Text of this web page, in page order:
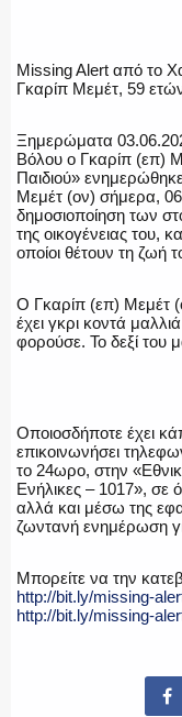
ΠΥΡΟΣΒΕΣΤΙΚΗ
ΛΙΜΕΝΙΚΟ
ΕΚΑΒ
ΑΣΤΥΝΟΜΙΚΟ
Missing Alert από το
Γκαρίπ Μεμέτ, 59
Ξημερώματα
Βόλου ο Γκαρίπ (επ)
Παιδιού»
Μεμέτ (ον) σήμερα,
δημοσιοποίηση των
της οικογένειας του,
οποίοι θέτουν τη ζωή
Ο Γκαρίπ (επ) Μεμέτ
έχει γκρι κοντά
φορούσε. Το δεξί του
Οποιοσδήποτε έχει
επικοινωνήσει
το 24ωρο, στην
Ενήλικες – 1017», σε
αλλά και μέσω της
ζωντανή ενημέρωση
Μπορείτε να την
http://bit.ly/missing-
http://bit.ly/missing-